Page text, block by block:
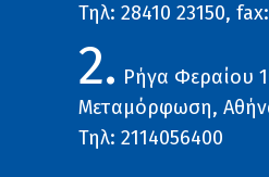
Τηλ: 28410 23150,
2. Ρήγα Φεραίου
Μεταμόρφωση,
Τηλ: 2114056400